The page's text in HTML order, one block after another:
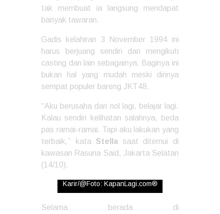
tak membuat ia langsung mendapat
banyak tawaran.
Gadis kelahiran 3 November 1994 ini
harus berjuang sendiri dari mengikuti
casting dan lain sebagainya. Baginya ini
bukan hal yang mudah meski dirinya
sempat populer bareng JKT48.
“Aku berusaha dari nol lagi, belajar lagi.
Kalau sendiri kelihatan salahnya, beda
pas ramai-ramai. Tapi aku lakukan yang
terbaik,” kata Stella saat ditemui di
kawasan Rasuna Said, Jakarta Selatan
(14/10).
Karir/@Foto: KapanLagi.com®
Selama berada di